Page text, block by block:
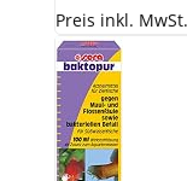
Preis inkl.